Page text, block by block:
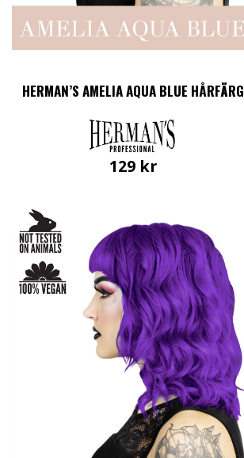
HERMAN’S AMELIA AQUA BLUE HÅRFÄRG
129 kr